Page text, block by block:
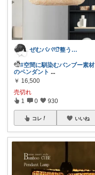
ぜむパパ𓏲𓎨整う暮らしのお手伝い
𓏲𓎨#空間に馴染むバンブー素材
のペンダント ...
￥ 16,500
売切れ
1 0 930
コレ いいね